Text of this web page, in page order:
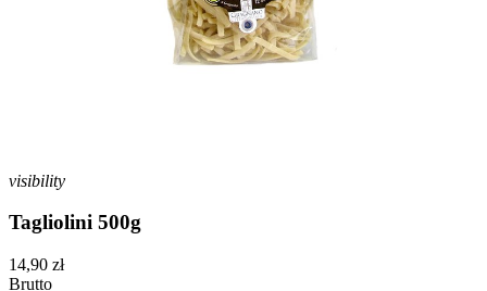
visibility
Tagliolini 500g
14,90 zł
Brutto